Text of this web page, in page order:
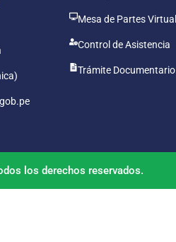
Mesa de Partes Virtual
Control de Asistencia
Trámite Documentario
los derechos reservados.